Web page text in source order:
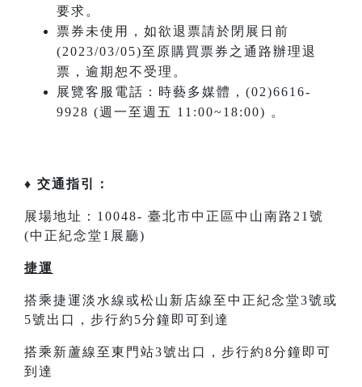
要求。
票券未使用，如欲退票請於閉展日前
(2023/03/05)至原購買票券之通路辦理退
票，逾期恕不受理。
展覽客服電話：時藝多媒體，(02)6616-
9928 (週一至週五 11:00~18:00) 。
♦ 交通指引：
展場地址：10048- 臺北市中正區中山南路21號
(中正紀念堂1展廳)
捷運
搭乘捷運淡水線或松山新店線至中正紀念堂3號或
5號出口，步行約5分鐘即可到達
搭乘新蘆線至東門站3號出口，步行約8分鐘即可
到達